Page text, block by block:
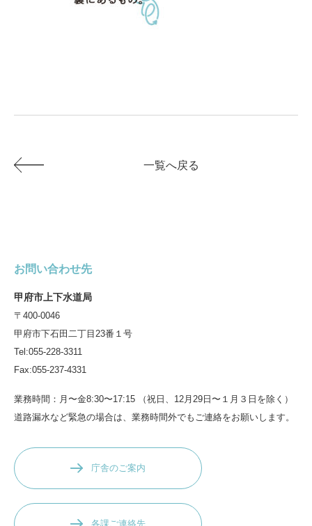
一覧へ戻る
お問い合わせ先
甲府市上下水道局
〒400-0046
甲府市下石田二丁目23番１号
Tel:055-228-3311
Fax:055-237-4331
業務時間：月〜金8:30〜17:15 （祝日、12月29日〜１月３日を除く）
道路漏水など緊急の場合は、業務時間外でもご連絡をお願いします。
庁舎のご案内
各課ご連絡先